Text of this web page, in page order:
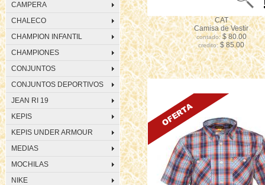
CAMPERA
CHALECO
CHAMPION INFANTIL
CHAMPIONES
CONJUNTOS
CONJUNTOS DEPORTIVOS
JEAN RI 19
KEPIS
KEPIS UNDER ARMOUR
MEDIAS
MOCHILAS
NIKE
CAT
Camisa de Vestir
contado:$ 80.00
credito:$ 85.00